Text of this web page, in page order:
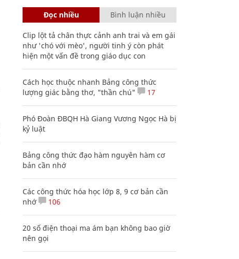
Đọc nhiều Bình luận nhiều
Clip lột tả chân thực cảnh anh trai và em gái
như 'chó với mèo', người tinh ý còn phát
hiện một vấn đề trong giáo dục con
Cách học thuộc nhanh Bảng công thức
lượng giác bằng thơ, "thần chú"
17
Phó Đoàn ĐBQH Hà Giang Vương Ngọc Hà bị
kỷ luật
Bảng công thức đạo hàm nguyên hàm cơ
bản cần nhớ
Các công thức hóa học lớp 8, 9 cơ bản cần
nhớ
106
20 số điện thoại ma ám bạn không bao giờ
nên gọi